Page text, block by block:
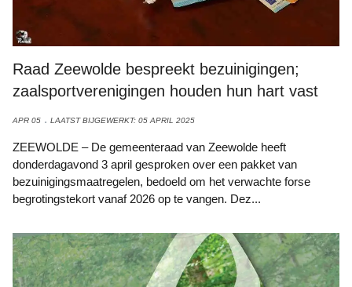
Raad Zeewolde bespreekt bezuinigingen;
zaalsportverenigingen houden hun hart vast
APR 05 LAATST BIJGEWERKT: 05 APRIL 2025
ZEEWOLDE – De gemeenteraad van Zeewolde heeft
donderdagavond 3 april gesproken over een pakket van
bezuinigingsmaatregelen, bedoeld om het verwachte forse
begrotingstekort vanaf 2026 op te vangen. Dez...